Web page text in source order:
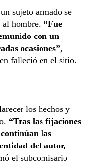
sujeto armado se
al hombre. “Fue
con un
ocasiones”,
falleció en el sitio.
los hechos y
“Tras las fijaciones
las
del autor,
el subcomisario